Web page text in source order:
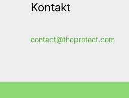
Kontakt
contact@thcprotect.com